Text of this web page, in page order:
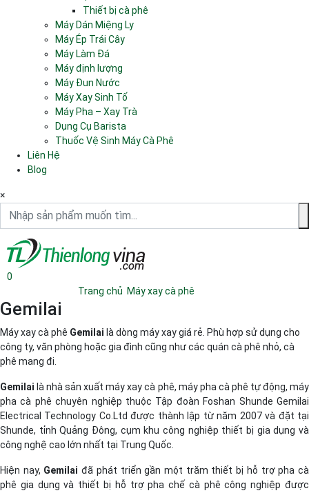
Thiết bị cà phê
Máy Dán Miệng Ly
Máy Ép Trái Cây
Máy Làm Đá
Máy định lượng
Máy Đun Nước
Máy Xay Sinh Tố
Máy Pha – Xay Trà
Dụng Cụ Barista
Thuốc Vệ Sinh Máy Cà Phê
Liên Hệ
Blog
×
Nhập sản phẩm muốn tìm...
0
Trang chủ Máy xay cà phê
Gemilai
Máy xay cà phê Gemilai là dòng máy xay giá rẻ. Phù hợp sử dụng cho
công ty, văn phòng hoặc gia đình cũng như các quán cà phê nhỏ, cà
phê mang đi.
Gemilai là nhà sản xuất máy xay cà phê, máy pha cà phê tự động, máy
pha cà phê chuyên nghiệp thuộc Tập đoàn Foshan Shunde Gemilai
Electrical Technology Co.Ltd được thành lập từ năm 2007 và đặt tại
Shunde, tỉnh Quảng Đông, cụm khu công nghiệp thiết bị gia dụng và
công nghệ cao lớn nhất tại Trung Quốc.
Hiện nay, Gemilai đã phát triển gần một trăm thiết bị hỗ trợ pha cà
phê gia dụng và thiết bị hỗ trợ pha chế cà phê công nghiệp được